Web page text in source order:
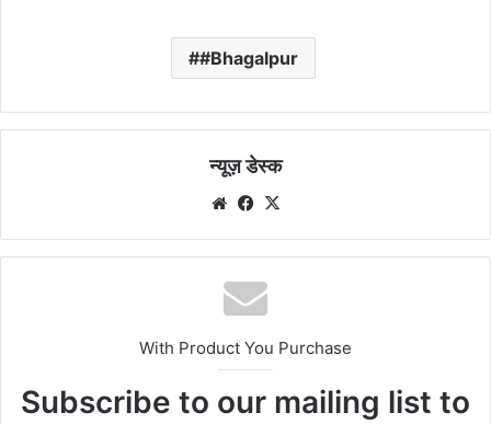
#Bhagalpur
न्यूज़ डेस्क
WebsiteFacebook
With Product You Purchase
Subscribe to our mailing list to